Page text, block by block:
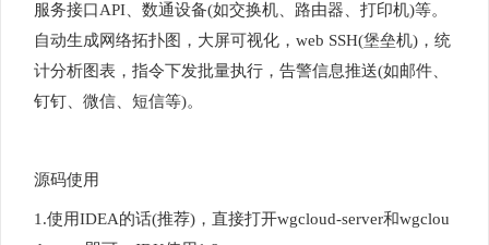
服务接口API、数通设备(如交换机、路由器、打印机)等。
自动生成网络拓扑图，大屏可视化，web SSH(堡垒机)，统
计分析图表，指令下发批量执行，告警信息推送(如邮件、
钉钉、微信、短信等)。
源码使用
1.使用IDEA的话(推荐)，直接打开wgcloud-server和wgclou